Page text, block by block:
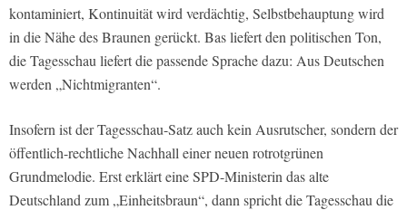
kontaminiert, Kontinuität wird verdächtig, Selbstbehauptung wird
in die Nähe des Braunen gerückt. Bas liefert den politischen Ton,
die Tagesschau liefert die passende Sprache dazu: Aus Deutschen
werden „Nichtmigranten“.
Insofern ist der Tagesschau-Satz auch kein Ausrutscher, sondern der
öffentlich-rechtliche Nachhall einer neuen rotrotgrünen
Grundmelodie. Erst erklärt eine SPD-Ministerin das alte
Deutschland zum „Einheitsbraun“, dann spricht die Tagesschau die